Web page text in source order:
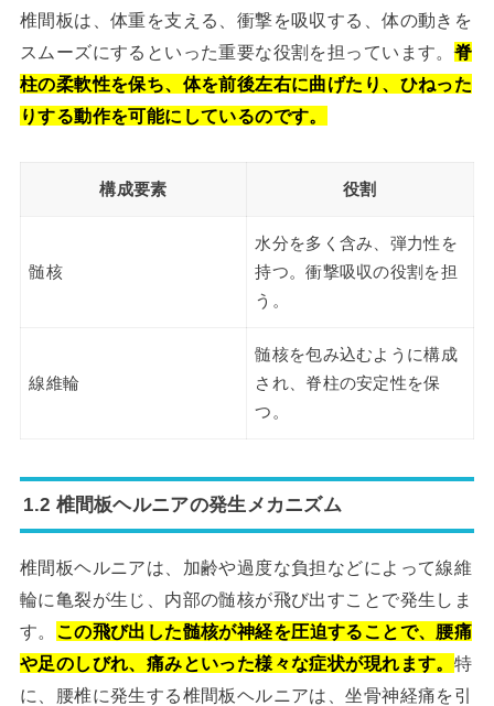
椎間板は、体重を支える、衝撃を吸収する、体の動きを
スムーズにするといった重要な役割を担っています。脊
柱の柔軟性を保ち、体を前後左右に曲げたり、ひねった
りする動作を可能にしているのです。
構成要素 役割
髄核
水分を多く含み、弾力性を
持つ。衝撃吸収の役割を担
う。
線維輪
髄核を包み込むように構成
され、脊柱の安定性を保
つ。
1.2 椎間板ヘルニアの発生メカニズム
椎間板ヘルニアは、加齢や過度な負担などによって線維
輪に亀裂が生じ、内部の髄核が飛び出すことで発生しま
す。 この飛び出した髄核が神経を圧迫することで、腰痛
や足のしびれ、痛みといった様々な症状が現れます。 特
に、腰椎に発生する椎間板ヘルニアは、坐骨神経痛を引